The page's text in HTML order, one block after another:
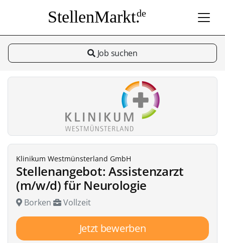
StellenMarkt.de
Job suchen
Klinikum Westmünsterland GmbH
Stellenangebot: Assistenzarzt
(m/w/d) für Neurologie
Borken Vollzeit
Jetzt bewerben